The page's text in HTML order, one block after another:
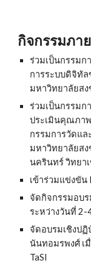
กิจกรรมภา
ร่วมเป็นกรรม
การระบบดิจิทั
มหาวิทยาลัยส
ร่วมเป็นกรรมก
ประเมินคุณภา
กรรมการวัดแ
มหาวิทยาลัยส
นครินทร์ วิทยา
เข้าร่วมแข่งขัน
จัดกิจกรรมอบร
ระหว่างวันที่
จัดอบรมเชิงปฏิ
นันทอมรพงศ์ เ
TaSI